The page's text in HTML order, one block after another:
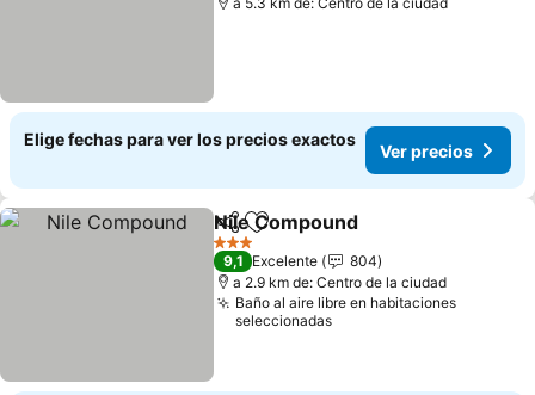
Elige fechas para ver los precios exactos
Ver precios
CompartirAgregar a favoritos
Nile Compound
3 Estrellas
9,1 Excelente
804
a 2.9 km de: Centro de la ciudad
Baño al aire libre en habitaciones
seleccionadas